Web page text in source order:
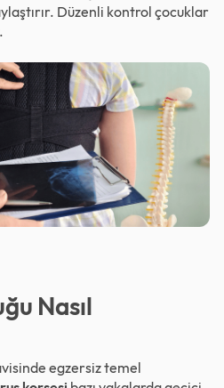
Düzenli kontrol çocuklar
Nasıl
egzersiz temel